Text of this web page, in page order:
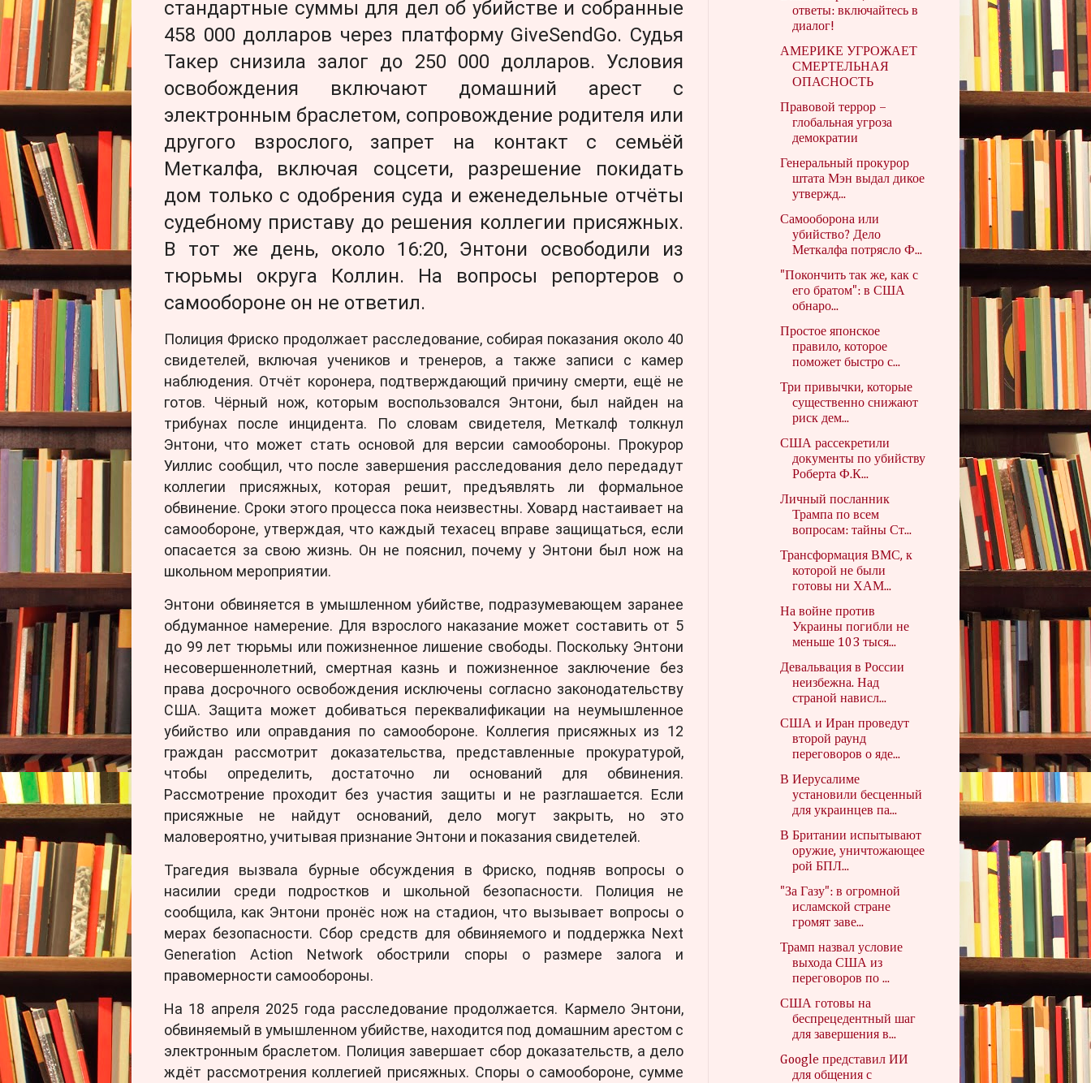
стандартные суммы для дел об убийстве и собранные
458 000 долларов через платформу GiveSendGo. Судья
Такер снизила залог до 250 000 долларов. Условия
освобождения включают домашний арест с
электронным браслетом, сопровождение родителя или
другого взрослого, запрет на контакт с семьёй
Меткалфа, включая соцсети, разрешение покидать
дом только с одобрения суда и еженедельные отчёты
судебному приставу до решения коллегии присяжных.
В тот же день, около 16:20, Энтони освободили из
тюрьмы округа Коллин. На вопросы репортеров о
самообороне он не ответил.
Полиция Фриско продолжает расследование, собирая показания около 40
свидетелей, включая учеников и тренеров, а также записи с камер
наблюдения. Отчёт коронера, подтверждающий причину смерти, ещё не
готов. Чёрный нож, которым воспользовался Энтони, был найден на
трибунах после инцидента. По словам свидетеля, Меткалф толкнул
Энтони, что может стать основой для версии самообороны. Прокурор
Уиллис сообщил, что после завершения расследования дело передадут
коллегии присяжных, которая решит, предъявлять ли формальное
обвинение. Сроки этого процесса пока неизвестны. Ховард настаивает на
самообороне, утверждая, что каждый техасец вправе защищаться, если
опасается за свою жизнь. Он не пояснил, почему у Энтони был нож на
школьном мероприятии.
Энтони обвиняется в умышленном убийстве, подразумевающем заранее
обдуманное намерение. Для взрослого наказание может составить от 5
до 99 лет тюрьмы или пожизненное лишение свободы. Поскольку Энтони
несовершеннолетний, смертная казнь и пожизненное заключение без
права досрочного освобождения исключены согласно законодательству
США. Защита может добиваться переквалификации на неумышленное
убийство или оправдания по самообороне. Коллегия присяжных из 12
граждан рассмотрит доказательства, представленные прокуратурой,
чтобы определить, достаточно ли оснований для обвинения.
Рассмотрение проходит без участия защиты и не разглашается. Если
присяжные не найдут оснований, дело могут закрыть, но это
маловероятно, учитывая признание Энтони и показания свидетелей.
Трагедия вызвала бурные обсуждения в Фриско, подняв вопросы о
насилии среди подростков и школьной безопасности. Полиция не
сообщила, как Энтони пронёс нож на стадион, что вызывает вопросы о
мерах безопасности. Сбор средств для обвиняемого и поддержка Next
Generation Action Network обострили споры о размере залога и
правомерности самообороны.
На 18 апреля 2025 года расследование продолжается. Кармело Энтони,
обвиняемый в умышленном убийстве, находится под домашним арестом с
электронным браслетом. Полиция завершает сбор доказательств, а дело
ждёт рассмотрения коллегией присяжных. Споры о самообороне, сумме
ответы: включайтесь в
диалог!
АМЕРИКЕ УГРОЖАЕТ
СМЕРТЕЛЬНАЯ
ОПАСНОСТЬ
Правовой террор –
глобальная угроза
демократии
Генеральный прокурор
штата Мэн выдал дикое
утвержд...
Самооборона или
убийство? Дело
Меткалфа потрясло Ф...
"Покончить так же, как с
его братом": в США
обнаро...
Простое японское
правило, которое
поможет быстро с...
Три привычки, которые
существенно снижают
риск дем...
США рассекретили
документы по убийству
Роберта Ф.К...
Личный посланник
Трампа по всем
вопросам: тайны Ст...
Трансформация ВМС, к
которой не были
готовы ни ХАМ...
На войне против
Украины погибли не
меньше 103 тыся...
Девальвация в России
неизбежна. Над
страной нависл...
США и Иран проведут
второй раунд
переговоров о яде...
В Иерусалиме
установили бесценный
для украинцев па...
В Британии испытывают
оружие, уничтожающее
рой БПЛ...
"За Газу": в огромной
исламской стране
громят заве...
Трамп назвал условие
выхода США из
переговоров по ...
США готовы на
беспрецедентный шаг
для завершения в...
Google представил ИИ
для общения с